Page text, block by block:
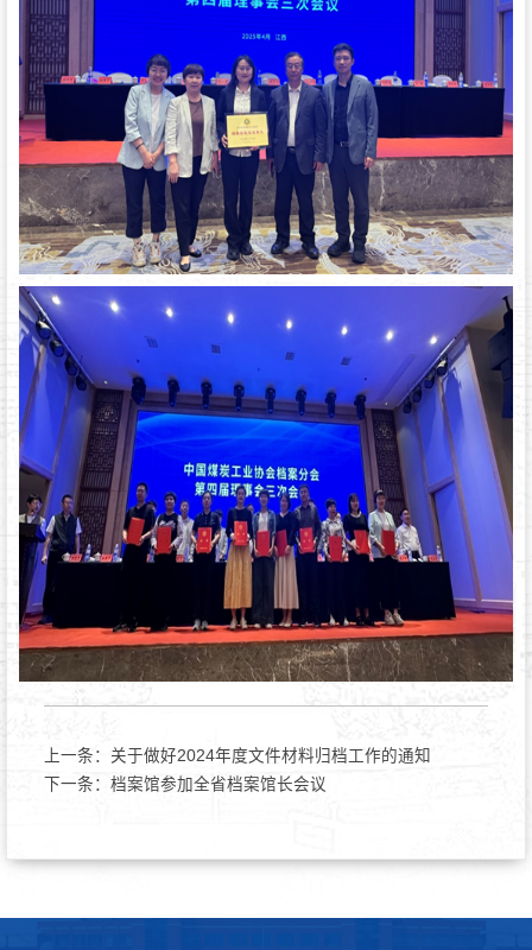
上一条： 关于做好2024年度文件材料归档工作的通知
下一条： 档案馆参加全省档案馆长会议